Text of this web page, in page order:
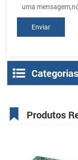
uma
Categorias
Produtos